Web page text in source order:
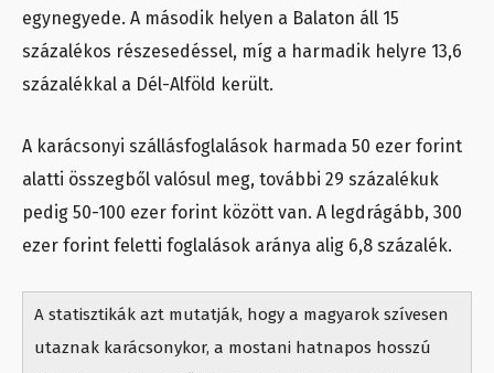
egynegyede. A második helyen a Balaton áll 15
százalékos részesedéssel, míg a harmadik helyre 13,6
százalékkal a Dél-Alföld került.
A karácsonyi szállásfoglalások harmada 50 ezer forint
alatti összegből valósul meg, további 29 százalékuk
pedig 50-100 ezer forint között van. A legdrágább, 300
ezer forint feletti foglalások aránya alig 6,8 százalék.
A statisztikák azt mutatják, hogy a magyarok szívesen
utaznak karácsonykor, a mostani hatnapos hosszú